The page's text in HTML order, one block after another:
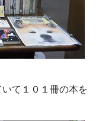
て１０１冊の本を